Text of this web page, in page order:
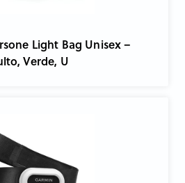
Light Bag Unisex –
Verde, U